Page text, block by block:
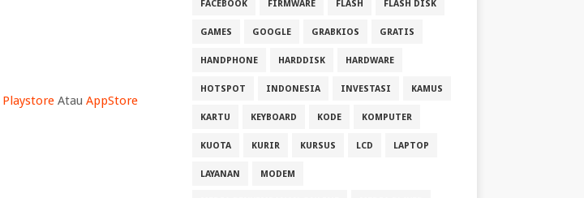
Playstore Atau AppStore
FACEBOOK FIRMWARE FLASH FLASH DISK
GAMES GOOGLE GRABKIOS GRATIS
HANDPHONE HARDDISK HARDWARE
HOTSPOT INDONESIA INVESTASI KAMUS
KARTU KEYBOARD KODE KOMPUTER
KUOTA KURIR KURSUS LCD LAPTOP
LAYANAN MODEM